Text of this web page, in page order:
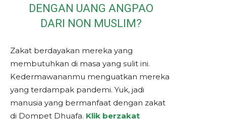
DENGAN UANG ANGPAO
DARI NON MUSLIM?
Zakat berdayakan mereka yang
membutuhkan di masa yang sulit ini.
Kedermawananmu menguatkan mereka
yang terdampak pandemi. Yuk, jadi
manusia yang bermanfaat dengan zakat
di Dompet Dhuafa. Klik berzakat